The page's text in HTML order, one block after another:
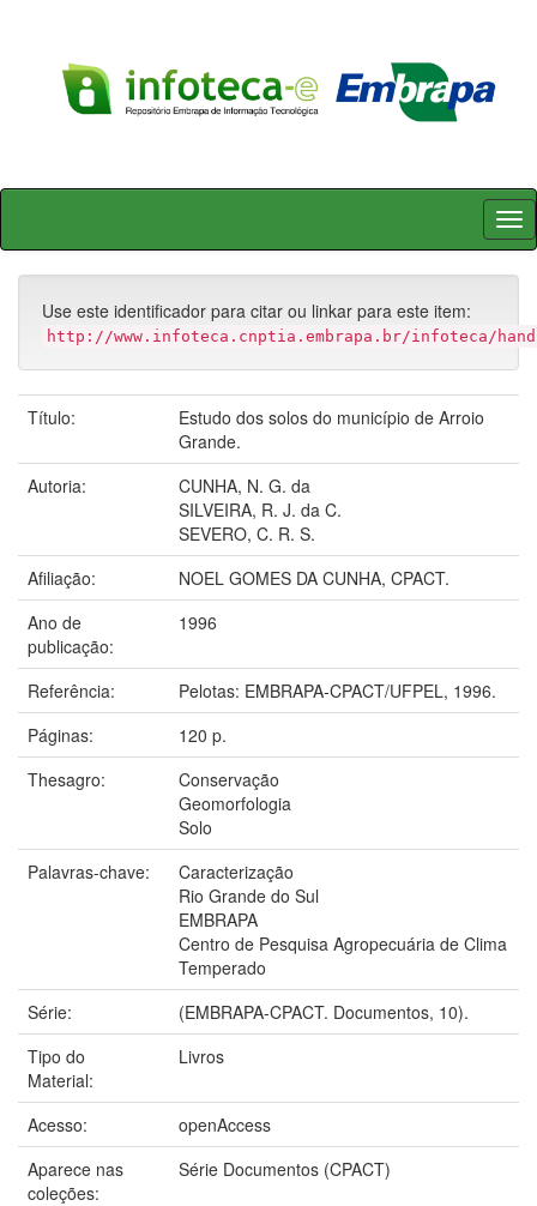
Skip
Use este identificador para citar ou linkar para este item:
http://www.infoteca.cnptia.embrapa.br/infoteca/
Título:
Estudo dos solos do município de Arroio
Grande.
Autoria:
CUNHA, N. G. da
SILVEIRA, R. J. da C.
SEVERO, C. R. S.
Afiliação:
NOEL GOMES DA CUNHA, CPACT.
Ano de
publicação:
1996
Referência:
Pelotas: EMBRAPA-CPACT/UFPEL, 1996.
Páginas:
120 p.
Thesagro:
Conservação
Geomorfologia
Solo
Palavras-chave:
Caracterização
Rio Grande do Sul
EMBRAPA
Centro de Pesquisa Agropecuária de Clima
Temperado
Série:
(EMBRAPA-CPACT. Documentos, 10).
Tipo do
Material:
Livros
Acesso:
openAccess
Aparece nas
coleções:
Série Documentos (CPACT)